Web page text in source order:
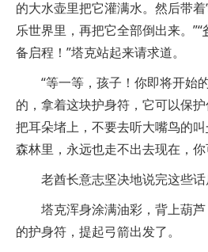
的大水壶里把它灌满水。然后带
乐世界里，再把它全部倒出来。”“
备启程！”塔克站起来请求道。
“等一等，孩子！你即将开始
的，拿着这块护身符，它可以保
把耳朵堵上，不要去听大嘴鸟的叫
森林里，永远也走不出去现在，
老酋长意志坚决地说完这些话
塔克浑身涂满油彩，背上葫
的护身符，提起弓箭出发了。